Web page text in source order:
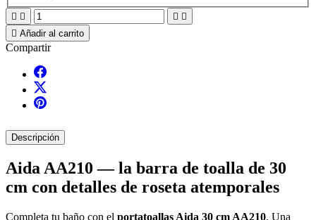
   
 Añadir al carrito
Compartir
Descripción
Aida AA210 — la barra de toalla de 30
cm con detalles de roseta atemporales
Completa tu baño con el portatoallas Aida 30 cm AA210. Una